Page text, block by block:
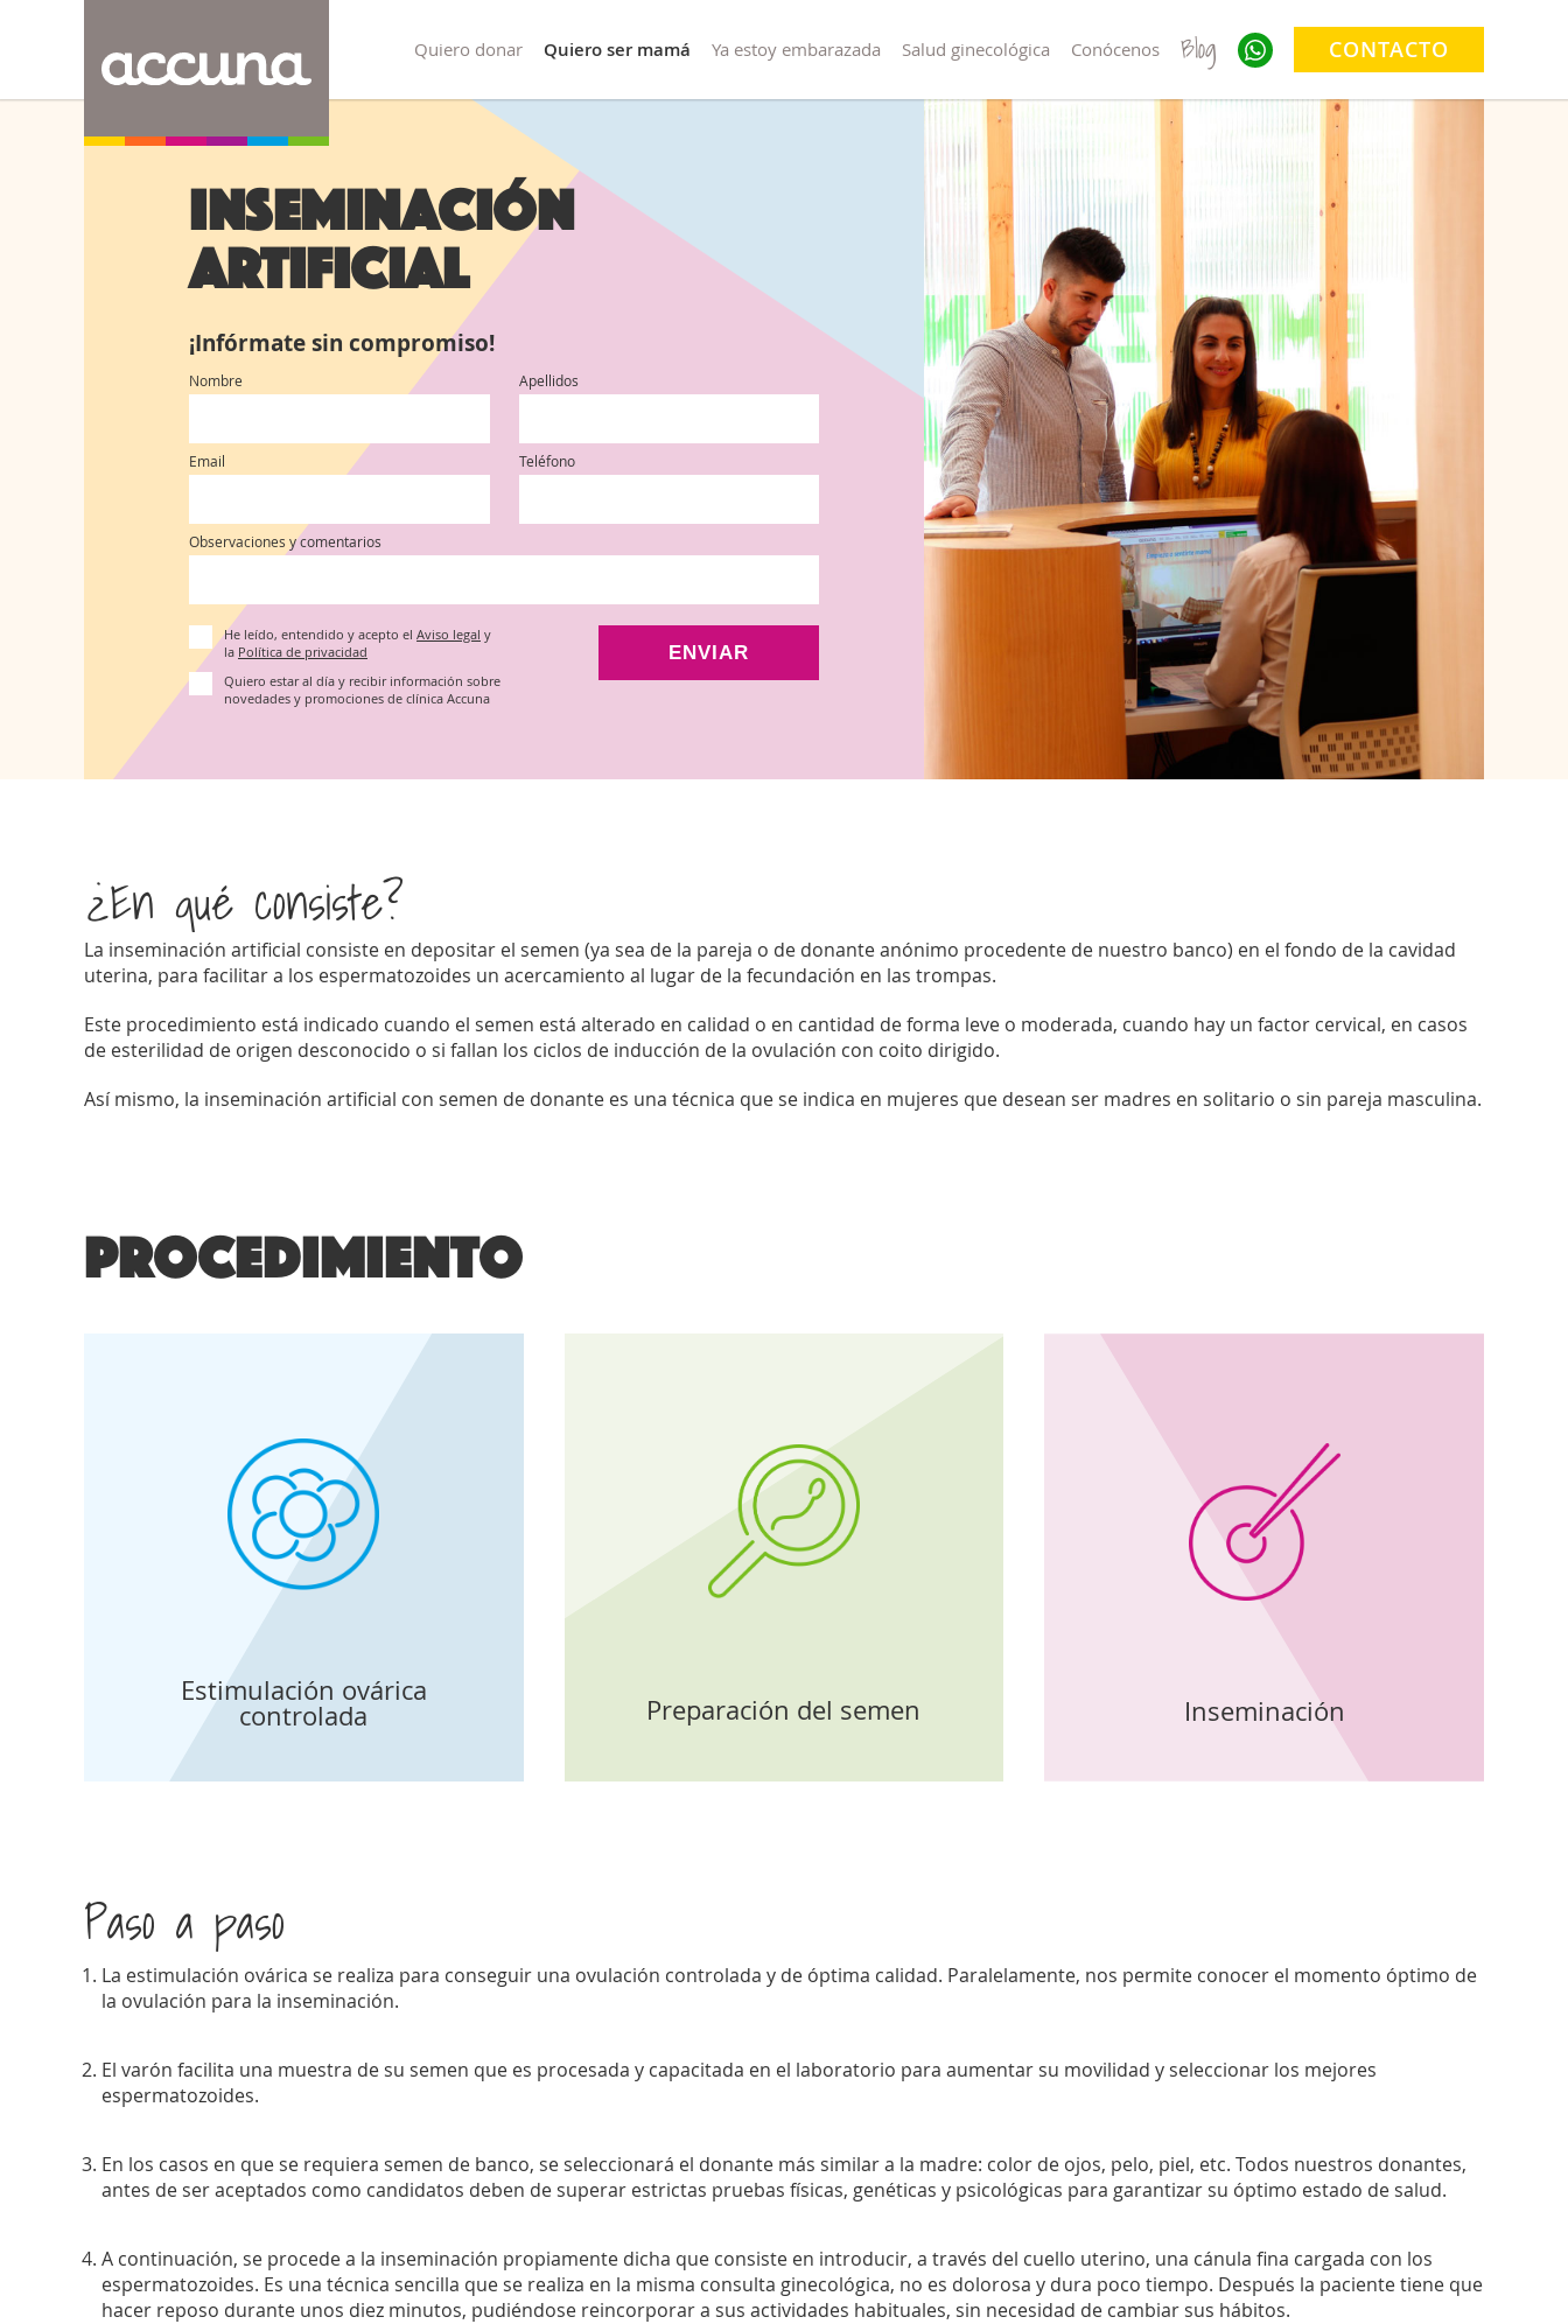
Quiero donar Quiero ser mamá Ya estoy embarazada Salud ginecológica Conócenos Blog CONTACTO
Inseminación
Artificial
¡Infórmate sin compromiso!
Nombre Apellidos
Email Teléfono
Observaciones y comentarios
He leído, entendido y acepto el Aviso legal y
la Política de privacidad
Quiero estar al día y recibir información sobre
novedades y promociones de clínica Accuna
ENVIAR
¿En qué consiste?
La inseminación artificial consiste en depositar el semen (ya sea de la pareja o de donante anónimo procedente de nuestro banco) en el fondo de la cavidad
uterina, para facilitar a los espermatozoides un acercamiento al lugar de la fecundación en las trompas.
Este procedimiento está indicado cuando el semen está alterado en calidad o en cantidad de forma leve o moderada, cuando hay un factor cervical, en casos
de esterilidad de origen desconocido o si fallan los ciclos de inducción de la ovulación con coito dirigido.
Así mismo, la inseminación artificial con semen de donante es una técnica que se indica en mujeres que desean ser madres en solitario o sin pareja masculina.
Procedimiento
Estimulación ovárica
controlada Preparación del semen Inseminación
Paso a paso
La estimulación ovárica se realiza para conseguir una ovulación controlada y de óptima calidad. Paralelamente, nos permite conocer el momento óptimo de
la ovulación para la inseminación.
El varón facilita una muestra de su semen que es procesada y capacitada en el laboratorio para aumentar su movilidad y seleccionar los mejores
espermatozoides.
En los casos en que se requiera semen de banco, se seleccionará el donante más similar a la madre: color de ojos, pelo, piel, etc. Todos nuestros donantes,
antes de ser aceptados como candidatos deben de superar estrictas pruebas físicas, genéticas y psicológicas para garantizar su óptimo estado de salud.
A continuación, se procede a la inseminación propiamente dicha que consiste en introducir, a través del cuello uterino, una cánula fina cargada con los
espermatozoides. Es una técnica sencilla que se realiza en la misma consulta ginecológica, no es dolorosa y dura poco tiempo. Después la paciente tiene que
hacer reposo durante unos diez minutos, pudiéndose reincorporar a sus actividades habituales, sin necesidad de cambiar sus hábitos.